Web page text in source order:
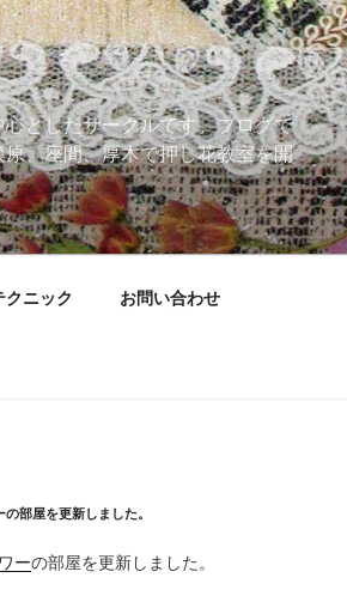
としたサークルです。ブログで
、座間、厚木で押し花教室を開
クニック お問い合わせ
部屋を更新しました。
ーの部屋を更新しました。